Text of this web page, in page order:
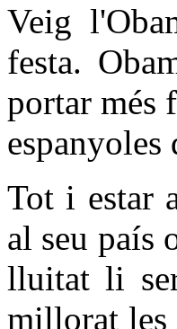
Veig
festa.
portar més
Tot i estar
al seu país
lluitat li
millorat les